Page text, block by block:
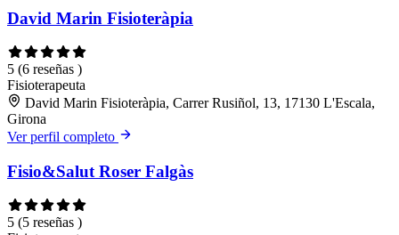
David Marin Fisioteràpia
5 (6 reseñas )
Fisioterapeuta
David Marin Fisioteràpia, Carrer Rusiñol, 13, 17130 L'Escala,
Girona
Ver perfil completo
Fisio&Salut Roser Falgàs
5 (5 reseñas )